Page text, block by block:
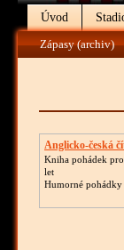
Úvod
Zápasy (archiv)
Anglicko-česká
Kniha pohádek
let
Humorné